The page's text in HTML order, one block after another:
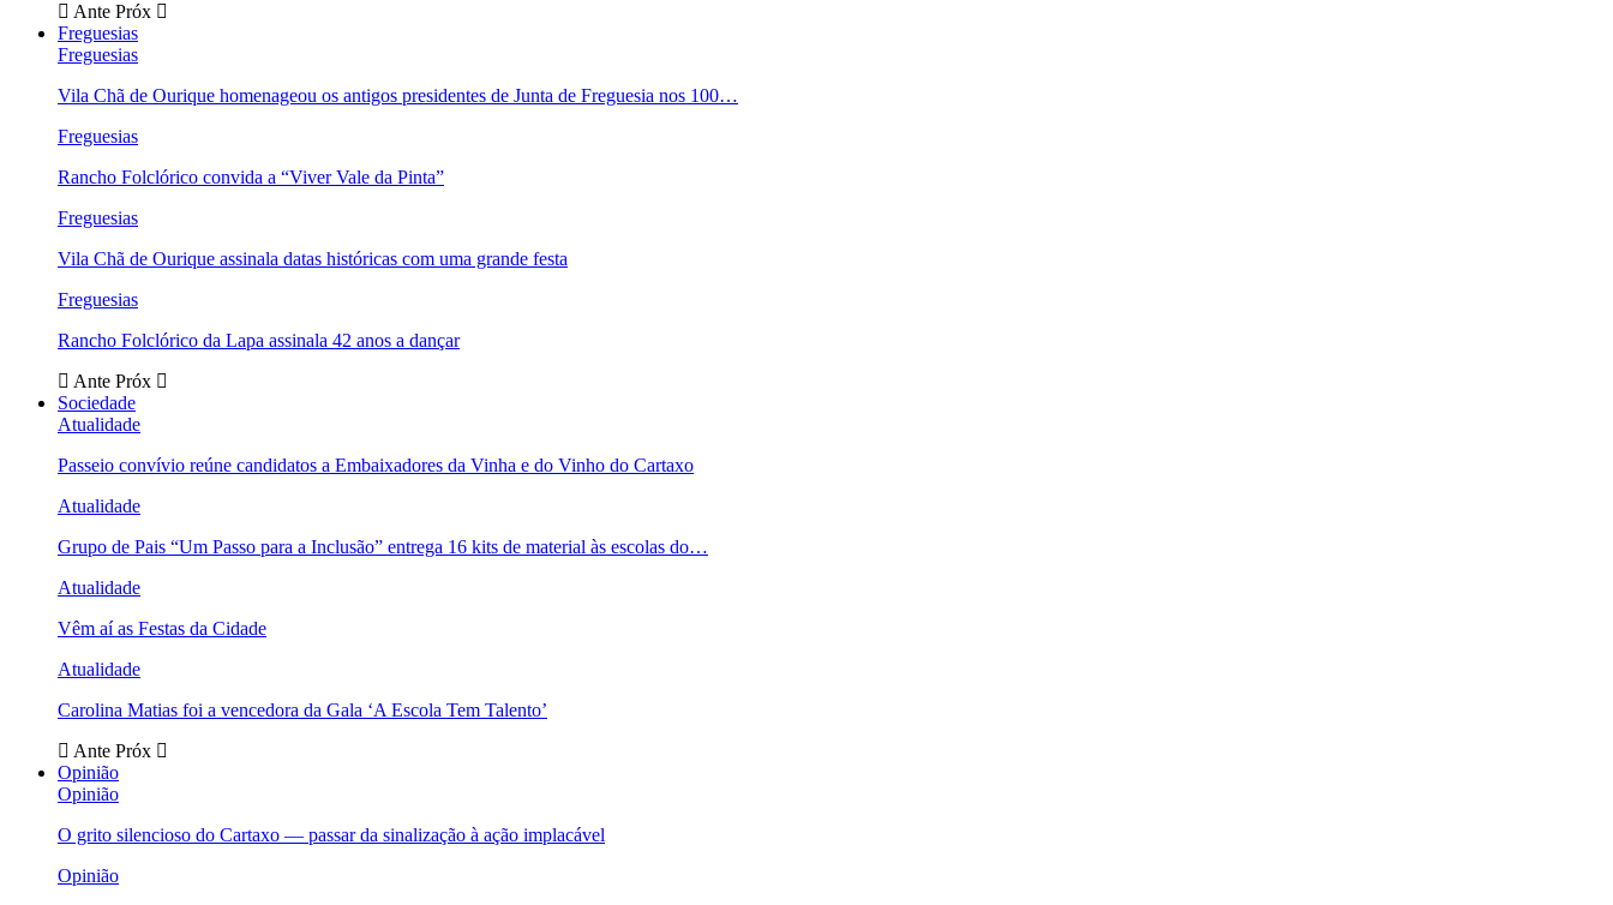
Ante Próx
Freguesias
Freguesias
Vila Chã de Ourique homenageou os antigos presidentes de Junta de Freguesia nos 100…
Freguesias
Rancho Folclórico convida a “Viver Vale da Pinta”
Freguesias
Vila Chã de Ourique assinala datas históricas com uma grande festa
Freguesias
Rancho Folclórico da Lapa assinala 42 anos a dançar
Ante Próx
Sociedade
Atualidade
Passeio convívio reúne candidatos a Embaixadores da Vinha e do Vinho do Cartaxo
Atualidade
Grupo de Pais “Um Passo para a Inclusão” entrega 16 kits de material às escolas do…
Atualidade
Vêm aí as Festas da Cidade
Atualidade
Carolina Matias foi a vencedora da Gala ‘A Escola Tem Talento’
Ante Próx
Opinião
Opinião
O grito silencioso do Cartaxo — passar da sinalização à ação implacável
Opinião